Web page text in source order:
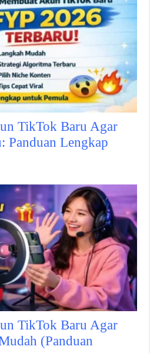
TikTok Baru Agar
Panduan Lengkap
TikTok Baru Agar
(Panduan